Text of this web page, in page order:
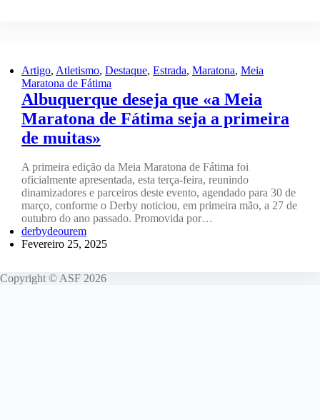
Artigo, Atletismo, Destaque, Estrada, Maratona, Meia
Maratona de Fátima
Albuquerque deseja que «a Meia
Maratona de Fátima seja a primeira
de muitas»
A primeira edição da Meia Maratona de Fátima foi
oficialmente apresentada, esta terça-feira, reunindo
dinamizadores e parceiros deste evento, agendado para 30 de
março, conforme o Derby noticiou, em primeira mão, a 27 de
outubro do ano passado. Promovida por…
derbydeourem
Fevereiro 25, 2025
Copyright © ASF 2026